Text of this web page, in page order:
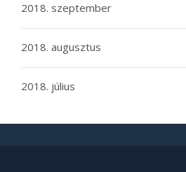
2018. szeptember
2018. augusztus
2018. július